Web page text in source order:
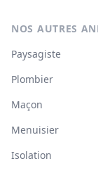
NOS AUTRES
Paysagiste
Plombier
Maçon
Menuisier
Isolation